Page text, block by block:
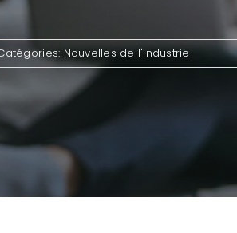
Nouvelles de l'industrie